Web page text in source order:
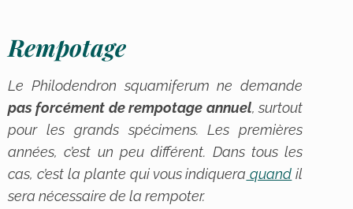
Rempotage
Le Philodendron squamiferum ne demande
pas forcément de rempotage annuel, surtout
pour les grands spécimens. Les premières
années, c’est un peu différent. Dans tous les
cas, c’est la plante qui vousindiquera quand il
sera nécessaire de la rempoter.